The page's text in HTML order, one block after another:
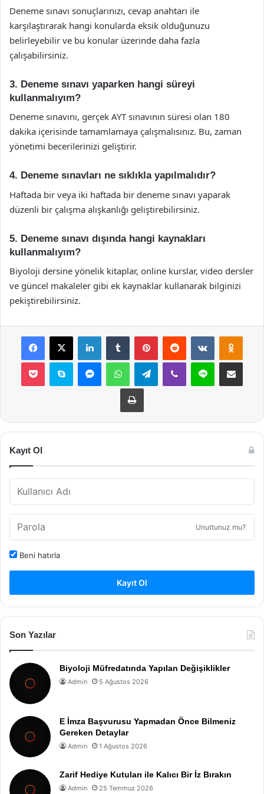
Deneme sınavı sonuçlarınızı, cevap anahtarı ile
karşılaştırarak hangi konularda eksik olduğunuzu
belirleyebilir ve bu konular üzerinde daha fazla
çalışabilirsiniz.
3. Deneme sınavı yaparken hangi süreyi
kullanmalıyım?
Deneme sınavını, gerçek AYT sınavının süresi olan 180
dakika içerisinde tamamlamaya çalışmalısınız. Bu, zaman
yönetimi becerilerinizi geliştirir.
4. Deneme sınavları ne sıklıkla yapılmalıdır?
Haftada bir veya iki haftada bir deneme sınavı yaparak
düzenli bir çalışma alışkanlığı geliştirebilirsiniz.
5. Deneme sınavı dışında hangi kaynakları
kullanmalıyım?
Biyoloji dersine yönelik kitaplar, online kurslar, video dersler
ve güncel makaleler gibi ek kaynaklar kullanarak bilginizi
pekiştirebilirsiniz.
Facebook
X LinkedInTumblr PinterestReddit VKontakte
Pocket Skype MessengerWhatsAppTelegramViber Line E-Posta ile
Yazdır
Kayıt Ol
Unuttunuz mu?
Beni hatırla
Kayıt Ol
Son Yazılar
Biyoloji Müfredatında Yapılan Değişiklikler
Admin 5 Ağustos 2026
E İmza Başvurusu Yapmadan Önce Bilmeniz
Gereken Detaylar
Admin 1 Ağustos 2026
Zarif Hediye Kutuları ile Kalıcı Bir İz Bırakın
Admin 25 Temmuz 2026